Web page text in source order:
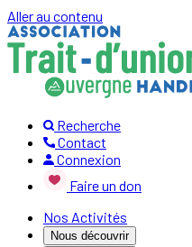
Aller au contenu
Recherche
Contact
Connexion
Faire un don
Nos Activités
Nous découvrir